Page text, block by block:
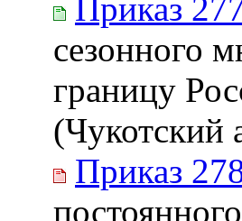
Приказ
сезонного
границу
(Чукотский
Приказ